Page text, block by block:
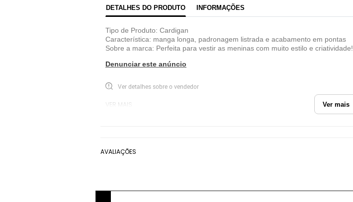
Fechar
Razão Social
CNPJ
DETALHES DO PRODUTO INFORMAÇÕES
Ver mais
Tipo de Produto: Cardigan
Característica: manga longa, padronagem listrada e acabamento em pontas
Sobre a marca: Perfeita para vestir as meninas com muito estilo e criatividade!
Denunciar este anúncio
Ver detalhes sobre o vendedor
VER MAIS
AVALIAÇÕES